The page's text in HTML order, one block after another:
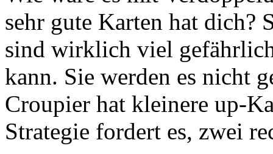
sehr gute Karten hat dich?
sind wirklich viel
kann. Sie werden es nicht
Croupier hat kleinere up-
Strategie fordert es, zwei